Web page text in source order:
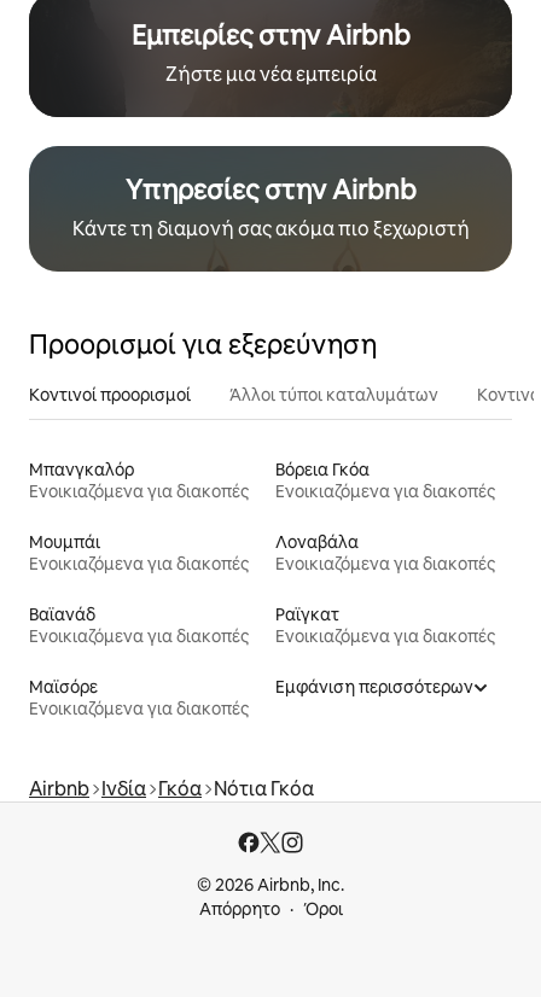
Εμπειρίες στην Airbnb
Ζήστε μια νέα εμπειρία
Υπηρεσίες στην Airbnb
Κάντε τη διαμονή σας ακόμα πιο ξεχωριστή
Προορισμοί για εξερεύνηση
Κοντινοί προορισμοί Άλλοι τύποι καταλυμάτων
Μπανγκαλόρ
Ενοικιαζόμενα για διακοπές
Βόρεια Γκόα
Ενοικιαζόμενα για διακοπές
Μουμπάι
Ενοικιαζόμενα για διακοπές
Λοναβάλα
Ενοικιαζόμενα για διακοπές
Βαϊανάδ
Ενοικιαζόμενα για διακοπές
Ραϊγκατ
Ενοικιαζόμενα για διακοπές
Μαϊσόρε
Ενοικιαζόμενα για διακοπές
Εμφάνιση περισσότερων
Airbnb Ινδία Γκόα Νότια Γκόα
© 2026 Airbnb, Inc.
Απόρρητο
Όροι